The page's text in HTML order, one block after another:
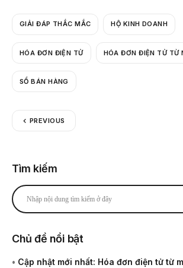
GIẢI ĐÁP THẮC MẮC HỘ KINH DOANH
HÓA ĐƠN ĐIỆN TỬ HÓA ĐƠN ĐIỆN TỬ TỪ
SỔ BÁN HÀNG
PREVIOUS
Tìm kiếm
Chủ đề nổi bật
• Cập nhật mới nhất: Hóa đơn điện tử từ